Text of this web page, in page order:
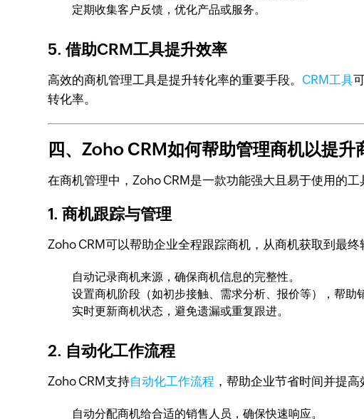
定期收集客户反馈，优化产品或服务。
5.借助CRM工具提升效率
高效的商机管理工具是提升转化率的重要手段。 CRM工具
转化率。
四、Zoho CRM如何帮助管理商机以提升
在商机管理中，Zoho CRM是一款功能强大且易于使用的
1.商机跟踪与管理
Zoho CRM可以帮助企业全程跟踪商机，从商机获取到最
自动记录商机来源，确保商机信息的完整性。
设置商机阶段（如初步接触、需求分析、报价等），帮助
实时更新商机状态，避免遗漏或重复跟进。
2. 自动化工作流程
Zoho CRM支持自动化工作流程 ，帮助企业节省时间并提高
自动分配商机给合适的销售人员，确保快速响应。